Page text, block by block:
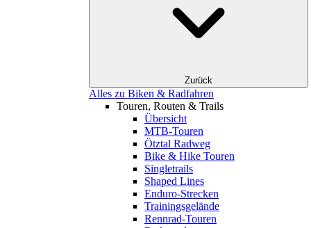
Zurück
Alles zu Biken & Radfahren
Touren, Routen & Trails
Übersicht
MTB-Touren
Ötztal Radweg
Bike & Hike Touren
Singletrails
Shaped Lines
Enduro-Strecken
Trainingsgelände
Rennrad-Touren